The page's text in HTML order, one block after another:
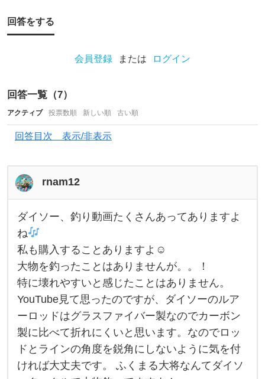
壊
か
っ
た
し
ま
す
か
？
最
近
セ
リ
ア
や
ダ
回答をする
会員登録 または ログイン
回答一覧（7）
アクティブ 投票数順 新しい順 古い順
回答目次 表示/非表示
rnam12
ダ
イ
ソ
ー
、
釣
り
動
画
く
さ
ん
あ
っ
て
あ
ダイソー、釣り動画たくさんあってありますよ
ね
私も購入することありますよ☺︎
大物を釣ったことはありませんが。。！
特に壊れやすいと感じたことはありません。
YouTube見て思ったのですが、ダイソーのルア
ーロッドはグラスファイバー製なのでカーボン
製に比べて折れにくいと思います。なのでロッ
ドとラインの角度を鋭角にしないように気を付
ければ大丈夫です。 ふくまる大将なんてダイソ